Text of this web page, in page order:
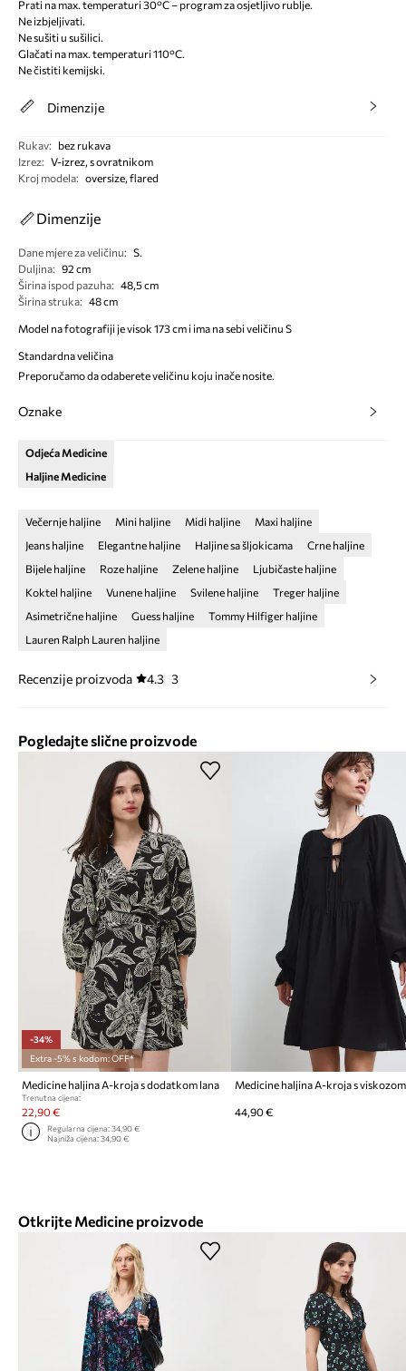
Prati na max. temperaturi 30°C – program za osjetljivo rublje.
Ne izbjeljivati.
Ne sušiti u sušilici.
Glačati na max. temperaturi 110°C.
Ne čistiti kemijski.
Dimenzije
Rukav:
bez rukava
Izrez: V-izrez, s ovratnikom
Kroj modela: oversize, flared
Dimenzije
Dane mjere za veličinu: S.
Duljina: 92 cm
Širina ispod pazuha: 48,5 cm
Širina struka: 48 cm
Model na fotografiji je visok 173 cm i ima na sebi veličinu S
Standardna veličina
Preporučamo da odaberete veličinu koju inače nosite.
Oznake
Odjeća Medicine
Haljine Medicine
Večernje haljine Mini haljine Midi haljine
Maxi haljine
Jeans haljine
Elegantne haljine Haljine sa šljokicama
Crne haljine
Bijele haljine
Roze haljine Zelene haljine
Ljubičaste haljine
Koktel haljine
Vunene haljine Svilene haljine
Treger haljine
Asimetrične haljine
Guess haljine
Tommy Hilfiger haljine
Lauren Ralph Lauren haljine
Recenzije proizvoda 4.3 3
Pogledajte slične proizvode
-34%
Extra -5% s kodom: OFF*
Medicine haljina A-kroja s dodatkom lana
Trenutna cijena:
22,90 €
Regularna cijena:34,90 €
Najniža cijena:34,90 €
Medicine haljina A-kroja s viskozom
44,90 €
Otkrijte Medicine proizvode